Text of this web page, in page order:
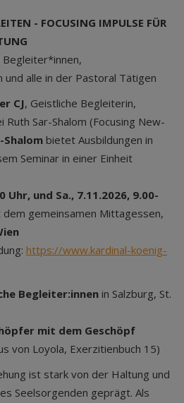
- FOCUSING IMPULSE FÜR
Begleiter*innen,
alle in der Pastoral Tätigen
CJ, Geistliche Begleiterin,
Ruth Sar-Shalom (Focusing New-
Shalom bietet Ausbildungen in
Seminar in einer Einheit
Uhr, und Sa., 7.11.2026, 9.00-
dem gemeinsamen Mittagessen,
https://www.kardinal-koenig-
Begleiter:innen in Salzburg, St.
mit dem Geschöpf
von Loyola, Exerzitienbuch 15)
ist stark von der Haltung und
Seelsorgenden geprägt. Als